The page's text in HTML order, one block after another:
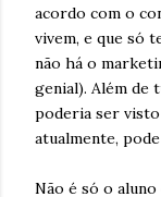
acordo com o
vivem, e que só
não há o
genial). Além de
poderia ser
atualmente,
Não é só o